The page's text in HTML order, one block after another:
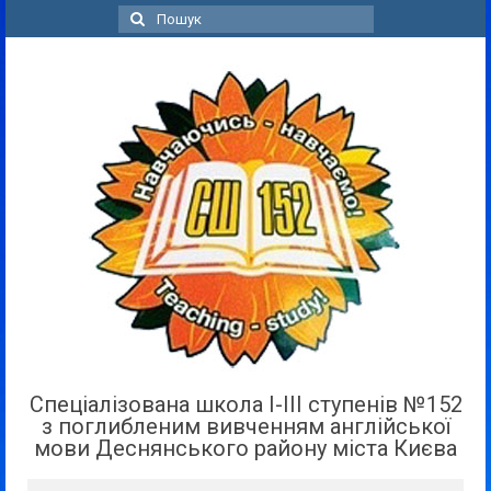
Пошук
для:
Спеціалізована школа І-ІІІ ступенів №152
з поглибленим вивченням англійської
мови Деснянського району міста Києва